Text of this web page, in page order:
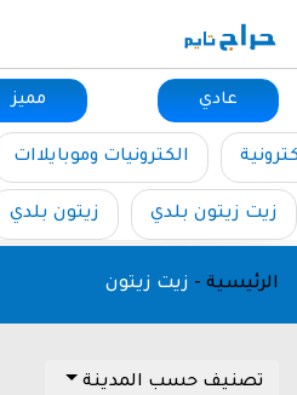
عادي مميز
الكترونيات وموبايلاات
زيت زيتون بلدي زيتون بلدي
الرئيسية - زيت زيتون
تصنيف حسب المدينة